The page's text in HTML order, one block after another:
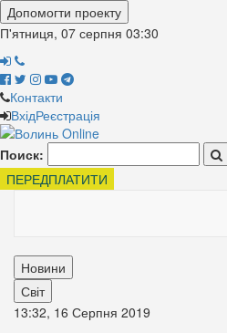
Допомогти проекту
П'ятниця, 07 серпня 03:30
Контакти
ВхідРеєстрація
Поиск:
ПЕРЕДПЛАТИТИ
Новини
Світ
13:32, 16 Серпня 2019